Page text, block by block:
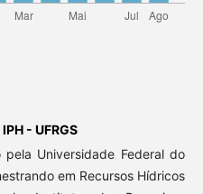
IPH - UFRGS
pela Universidade Federal do
em Recursos Hídricos